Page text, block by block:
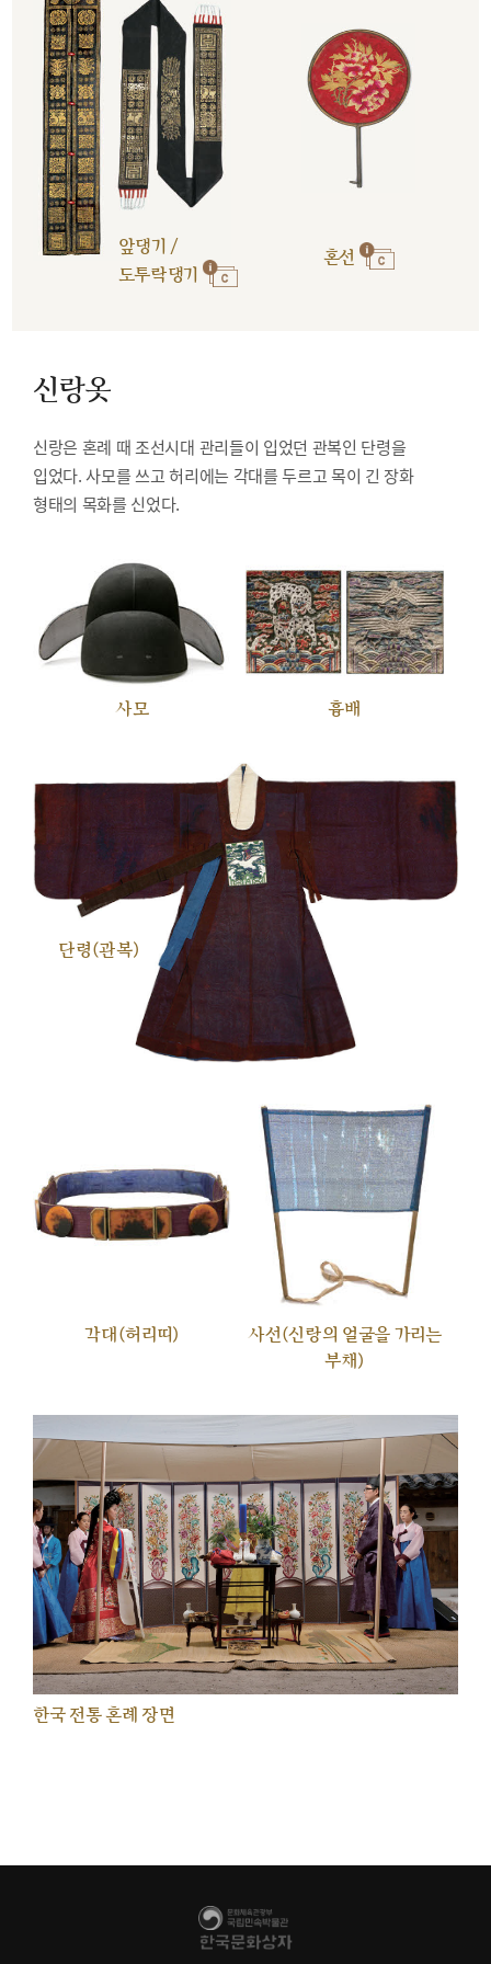
앞댕기 /
도투락댕기
혼선
신랑옷
신랑은 혼례 때 조선시대 관리들이 입었던 관복인 단령을
입었다. 사모를 쓰고 허리에는 각대를 두르고 목이 긴 장화
형태의 목화를 신었다.
사모 흉배
단령(관복)
각대(허리띠)
사선(신랑의 얼굴을 가리는
부채)
한국 전통 혼례 장면